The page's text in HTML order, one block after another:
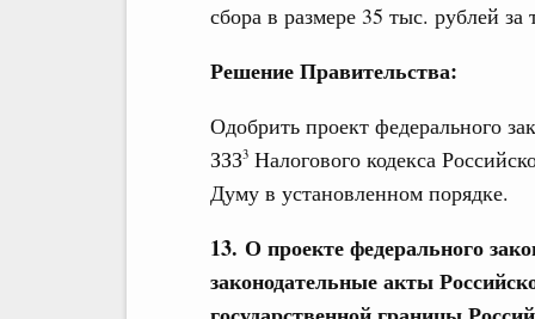
сбора в размере 35 тыс. рублей за
Решение Правительства:
Одобрить проект федерального
ЗЗЗ3 Налогового кодекса
Думу в установленном порядке.
13. О проекте федерального
законодательные акты